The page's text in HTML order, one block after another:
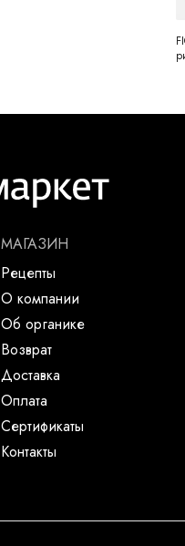
МАГАЗИН
Рецепты
О компании
Об органике
Возврат
Доставка
Оплата
Сертификаты
Контакты